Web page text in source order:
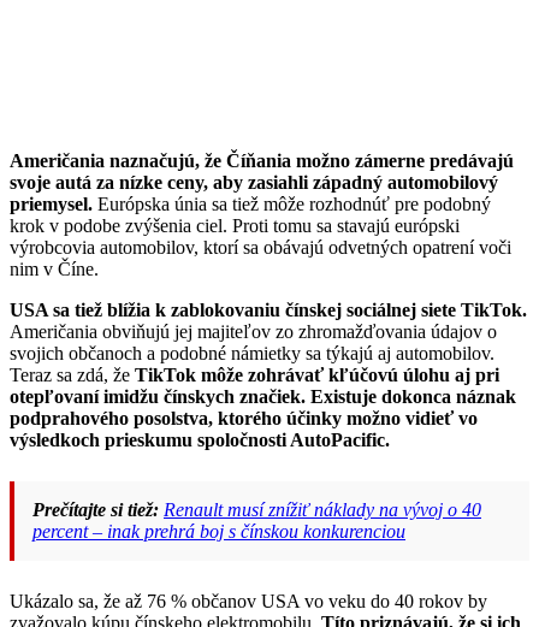
Američania naznačujú, že Číňania možno zámerne predávajú
svoje autá za nízke ceny, aby zasiahli západný automobilový
priemysel. Európska únia sa tiež môže rozhodnúť pre podobný
krok v podobe zvýšenia ciel. Proti tomu sa stavajú európski
výrobcovia automobilov, ktorí sa obávajú odvetných opatrení voči
nim v Číne.
USA sa tiež blížia k zablokovaniu čínskej sociálnej siete TikTok.
Američania obviňujú jej majiteľov zo zhromažďovania údajov o
svojich občanoch a podobné námietky sa týkajú aj automobilov.
Teraz sa zdá, že TikTok môže zohrávať kľúčovú úlohu aj pri
otepľovaní imidžu čínskych značiek. Existuje dokonca náznak
podprahového posolstva, ktorého účinky možno vidieť vo
výsledkoch prieskumu spoločnosti AutoPacific.
Prečítajte si tiež: Renault musí znížiť náklady na vývoj o 40
percent – inak prehrá boj s čínskou konkurenciou
Ukázalo sa, že až 76 % občanov USA vo veku do 40 rokov by